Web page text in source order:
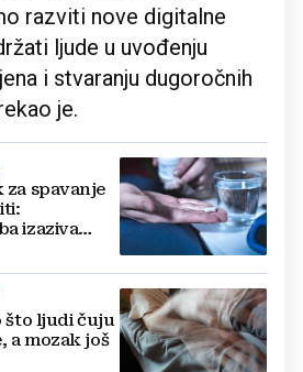
razviti nove digitalne
ljude u uvođenju
i stvaranju dugoročnih
je.
spavanje
izaziva
što ljudi čuju
a mozak još